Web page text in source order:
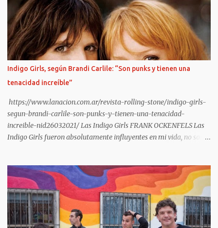
Navidad: para 5 minutos. Lo reviven. Sube al puesto 1 de la lista de
trasplante. 11 de diciembre: le ponen un corazón nuevo. 10 meses
internado: graba Exultante, su disco 100% hospitalario con tablet,
guitarra y susurros a las 2 AM. Octubre 2025: sale el álbum. HOY,
6/11, 21 hs: La Trastienda. Su primer show SOLISTA en DOS AÑOS.
“Quiero celebrar que estoy vivo, no presentar un disco que ya todos
escucharon”, tira Carca en el living de Belgrano, todavía con la
cicatriz fresca pero la púa en la mano. Exultante en 3 frases: Rock
setentoso + funk...
Indigo Girls, según Brandi Carlile: “Son punks y tienen una
tenacidad increíble”
https://www.lanacion.com.ar/revista-rolling-stone/indigo-girls-
segun-brandi-carlile-son-punks-y-tienen-una-tenacidad-
increible-nid26032021/ Las Indigo Girls FRANK OCKENFELS Las
Indigo Girls fueron absolutamente influyentes en mi vida, no solo
juntas, contra todo pronóstico y con todos los obstáculos que
tuvieron, fueron muy importantes en mi vida. Las necesitaba. Yo
tendría 13 o 14 años y había llegado a casa de una amiga de la que
estaba totalmente enamorada y estaba muy confundida. Llegué a
casa y mis padres habían alquilado la película Filadelfia en VHS.